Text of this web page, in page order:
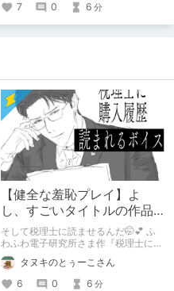
7
0 6 分
【健全な羞恥プレイ】よ
し、すごいタイトルの作品
をまた買おう。【湧き上が
る不健全な気持ち】
そして税理士に読ませるんだ🤭💕 ふ
わふわ電子研究所さま作『税理士に購
入履歴読まれるボイス』の感想レビュ
ーです！タヌキのとぅーこさん
6
0 6 分